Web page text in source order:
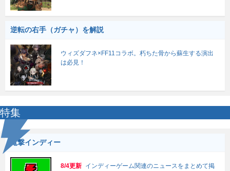
逆転の右手（ガチャ）を解説
ウィズダフネ×FF11コラボ。朽ちた骨から蘇生する演出
は必見！
特集
電撃インディー
8/4更新 インディーゲーム関連のニュースをまとめて掲